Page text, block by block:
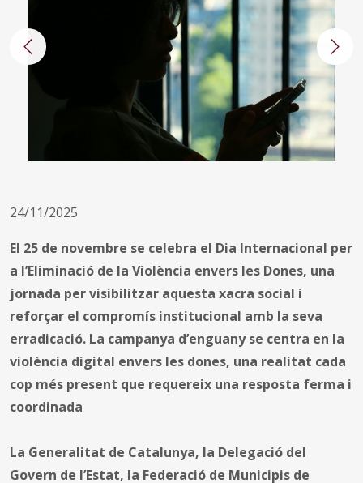
Anterior
24/11/2025
El 25 de novembre se celebra el Dia Internacional per
a l’Eliminació de la Violència envers les Dones, una
jornada per visibilitzar aquesta xacra social i
reforçar el compromís institucional amb la seva
erradicació. La campanya d’enguany se centra en la
violència digital envers les dones, una realitat cada
cop més present que requereix una resposta ferma i
coordinada
La Generalitat de Catalunya, la Delegació del
Govern de l’Estat, la Federació de Municipis de